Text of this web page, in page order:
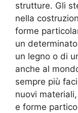
strutture. Gli
nella
forme
un
un legno o di
anche al
sempre più
nuovi
e forme